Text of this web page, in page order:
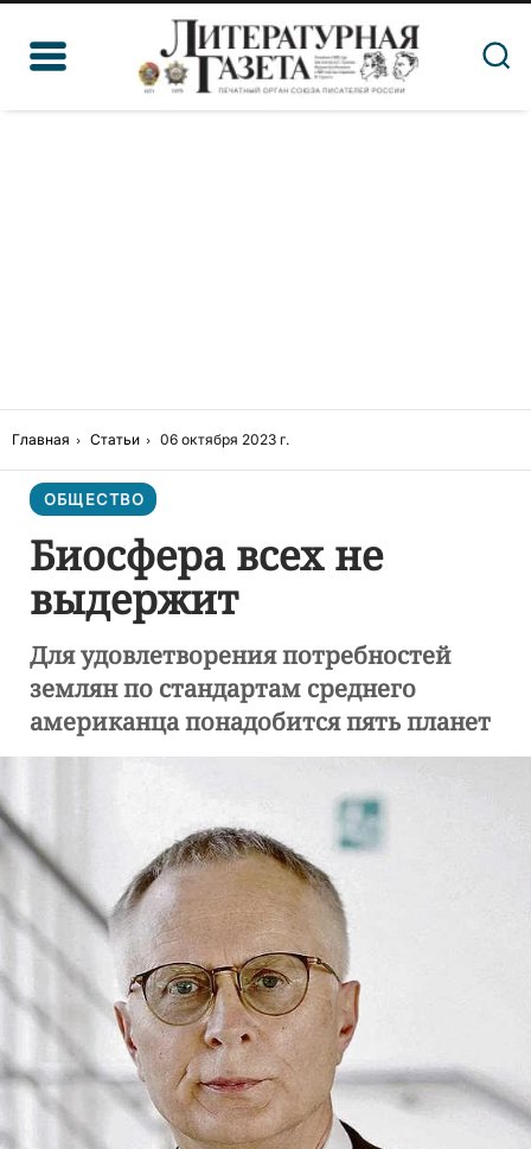
Главная Статьи 06 октября 2023 г.
ОБЩЕСТВО
Биосфера всех не
выдержит
Для удовлетворения потребностей
землян по стандартам среднего
американца понадобится пять планет